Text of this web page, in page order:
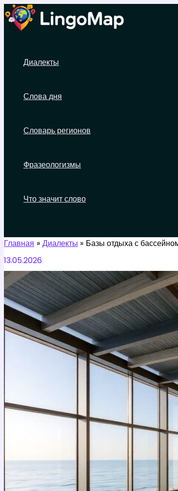
Перейти
содержимому
Диалекты
Слова дня
Словарь регионов
Фразеологизмы
Что значит слово
Главная Диалекты
Базы отдыха с
13.05.2026